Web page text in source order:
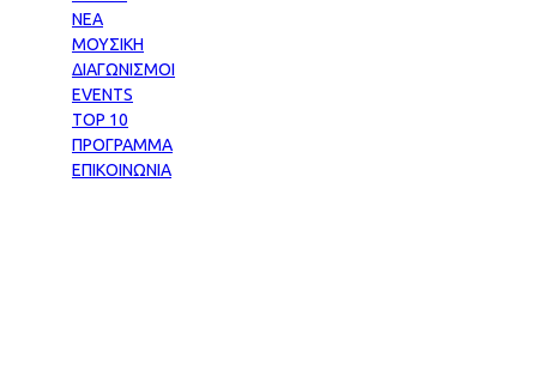
ΝΕΑ
ΜΟΥΣΙΚΗ
ΔΙΑΓΩΝΙΣΜΟΙ
EVENTS
TOP 10
ΠΡΟΓΡΑΜΜΑ
ΕΠΙΚΟΙΝΩΝΙΑ